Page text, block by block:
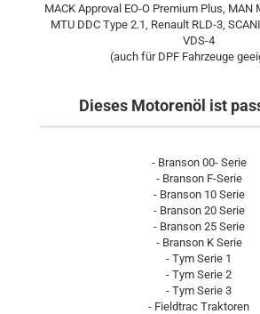
MACK Approval EO-O Premium Plus, MAN
MTU DDC Type 2.1, Renault RLD-3,
VDS-4
(auch für DPF Fahrzeuge
Dieses Motorenöl ist
- Branson 00- Serie
- Branson F-Serie
- Branson 10 Serie
- Branson 20 Serie
- Branson 25 Serie
- Branson K Serie
- Tym Serie 1
- Tym Serie 2
- Tym Serie 3
- Fieldtrac Traktoren